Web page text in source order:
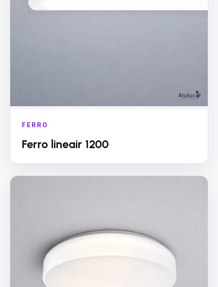
FERRO
Ferro lineair 1200